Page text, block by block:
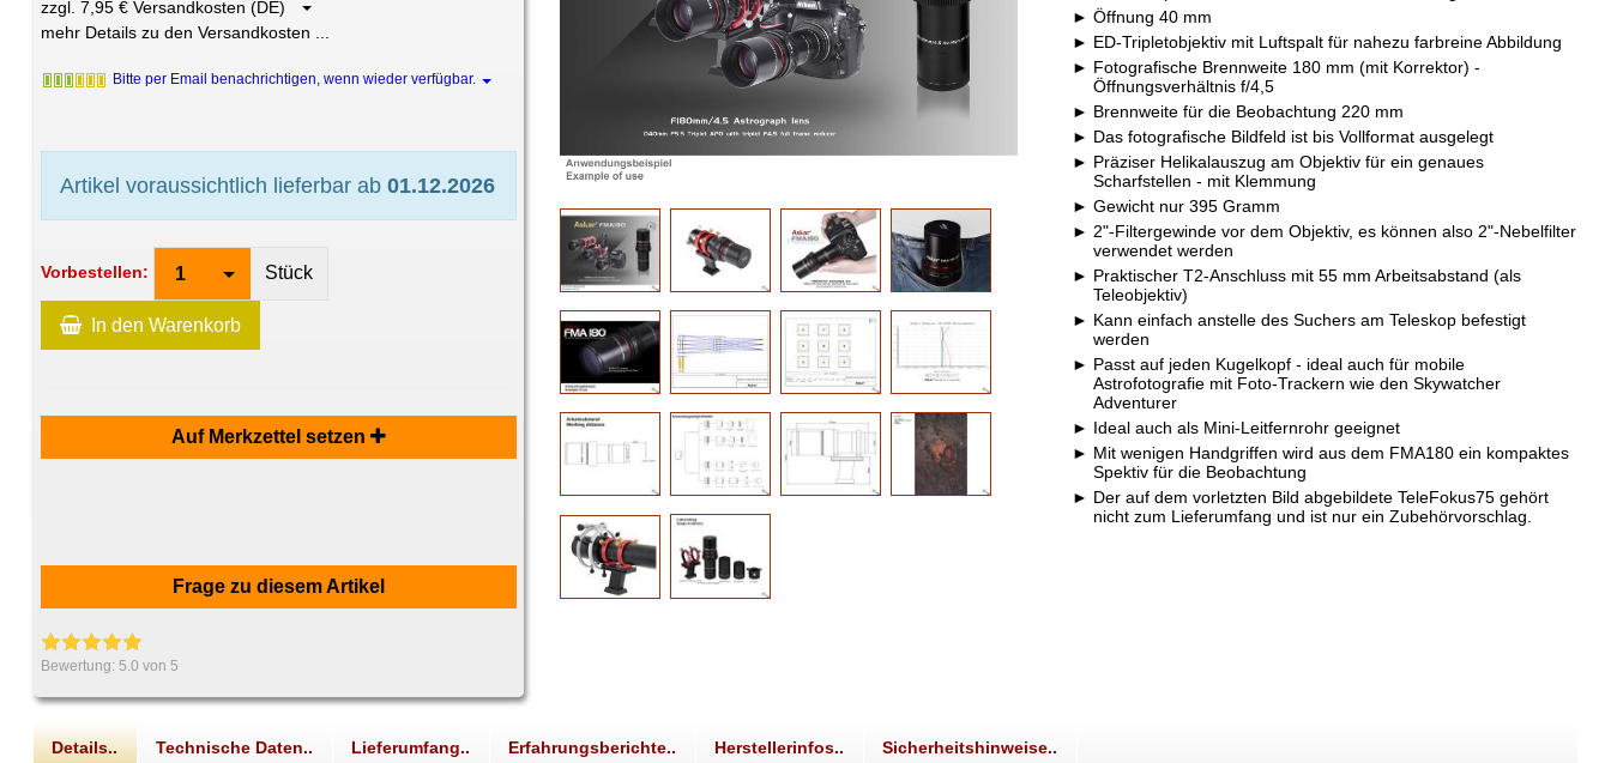
zzgl. 7,95 € Versandkosten (DE)
mehr Details zu den Versandkosten ...
Bitte per Email benachrichtigen, wenn wieder verfügbar.
Artikel voraussichtlich lieferbar ab01.12.2026
Vorbestellen: 1 Stück
In den Warenkorb
Auf Merkzettel setzen
Frage zu diesem Artikel
Bewertung:5.0 von 5
Öffnung 40 mm
ED-Tripletobjektiv mit Luftspalt für nahezu farbreine Abbildung
Fotografische Brennweite 180 mm (mit Korrektor) -
Öffnungsverhältnis f/4,5
Brennweite für die Beobachtung 220 mm
Das fotografische Bildfeld ist bis Vollformat ausgelegt
Präziser Helikalauszug am Objektiv für ein genaues
Scharfstellen - mit Klemmung
Gewicht nur 395 Gramm
2"-Filtergewinde vor dem Objektiv, es können also 2"-Nebelfilter
verwendet werden
Praktischer T2-Anschluss mit 55 mm Arbeitsabstand (als
Teleobjektiv)
Kann einfach anstelle des Suchers am Teleskop befestigt
werden
Passt auf jeden Kugelkopf - ideal auch für mobile
Astrofotografie mit Foto-Trackern wie den Skywatcher
Adventurer
Ideal auch als Mini-Leitfernrohr geeignet
Mit wenigen Handgriffen wird aus dem FMA180 ein kompaktes
Spektiv für die Beobachtung
Der auf dem vorletzten Bild abgebildete TeleFokus75 gehört
nicht zum Lieferumfang und ist nur ein Zubehörvorschlag.
Details.. Technische Daten.. Lieferumfang.. Erfahrungsberichte.. Herstellerinfos.. Sicherheitshinweise..